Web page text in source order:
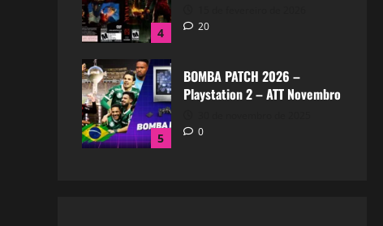
4
20
5
BOMBA PATCH 2026 –
Playstation 2 – ATT Novembro
0